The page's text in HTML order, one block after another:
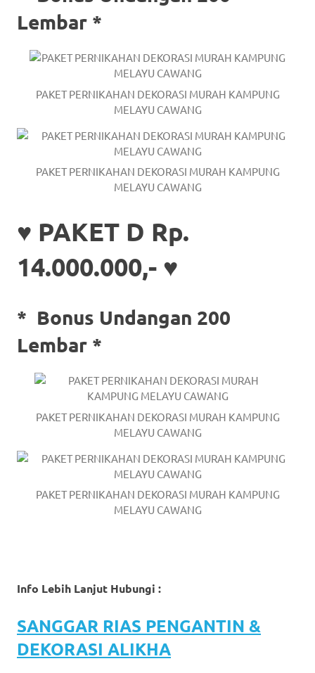
Lembar *
PAKET PERNIKAHAN DEKORASI MURAH KAMPUNG
MELAYU CAWANG
PAKET PERNIKAHAN DEKORASI MURAH KAMPUNG
MELAYU CAWANG
♥ PAKET D Rp.
14.000.000,- ♥
* Bonus Undangan 200
Lembar *
PAKET PERNIKAHAN DEKORASI MURAH KAMPUNG
MELAYU CAWANG
PAKET PERNIKAHAN DEKORASI MURAH KAMPUNG
MELAYU CAWANG
Info Lebih Lanjut Hubungi :
SANGGAR RIAS PENGANTIN &
DEKORASI ALIKHA